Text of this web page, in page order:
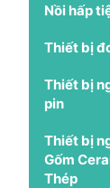
Nồi hấp
Thiết bị
Thiết bị
pin
Thiết bị
Gốm
Thép